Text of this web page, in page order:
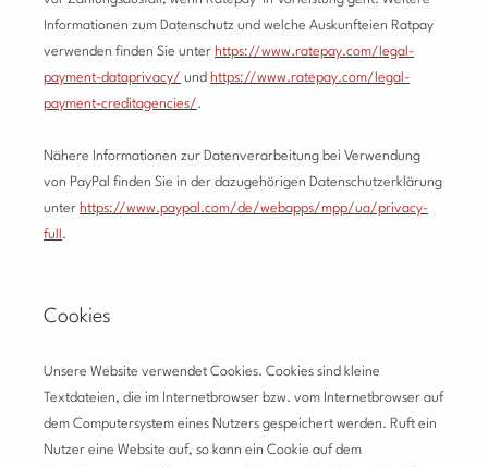
Informationen zum Datenschutz und welche Auskunfteien Ratpay
verwenden finden Sie unter https://www.ratepay.com/legal-
payment-dataprivacy/ und https://www.ratepay.com/legal-
payment-creditagencies/.
Nähere Informationen zur Datenverarbeitung bei Verwendung
von PayPal finden Sie in der dazugehörigen Datenschutzerklärung
unter https://www.paypal.com/de/webapps/mpp/ua/privacy-
full .
Cookies
Unsere Website verwendet Cookies. Cookies sind kleine
Textdateien, die im Internetbrowser bzw. vom Internetbrowser auf
dem Computersystem eines Nutzers gespeichert werden. Ruft ein
Nutzer eine Website auf, so kann ein Cookie auf dem